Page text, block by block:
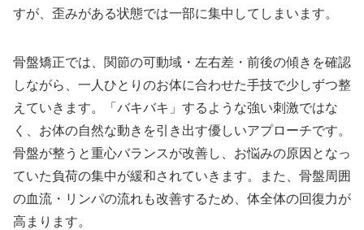
すが、歪みがある状態では一部に集中してしまいます。
骨盤矯正では、関節の可動域・左右差・前後の傾きを確認
しながら、一人ひとりのお体に合わせた手技で少しずつ整
えていきます。「バキバキ」するような強い刺激ではな
く、お体の自然な動きを引き出す優しいアプローチです。
骨盤が整うと重心バランスが改善し、お悩みの原因となっ
ていた負荷の集中が緩和されていきます。また、骨盤周囲
の血流・リンパの流れも改善するため、体全体の回復力が
高まります。